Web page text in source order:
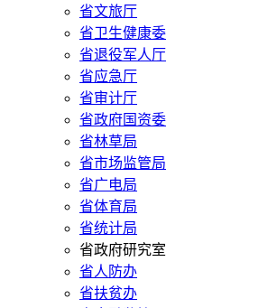
省文旅厅
省卫生健康委
省退役军人厅
省应急厅
省审计厅
省政府国资委
省林草局
省市场监管局
省广电局
省体育局
省统计局
省政府研究室
省人防办
省扶贫办